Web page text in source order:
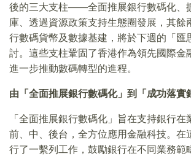
後的三大支柱——全面推展銀行數碼化、
庫、透過資源政策支持生態圈發展，其餘
行數碼貨幣及數據基建，將於下週的「匯
討。這些支柱鞏固了香港作為領先國際金
進一步推動數碼轉型的進程。
由「全面推展銀行數碼化」到「成功落實
「全面推展銀行數碼化」旨在支持銀行在
前、中、後台，全方位應用金融科技。在
行了一繫列工作，鼓勵銀行在不同業務範